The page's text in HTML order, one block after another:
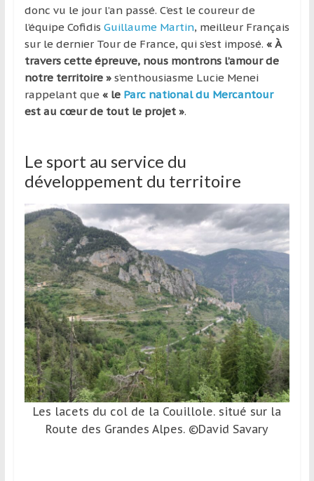
donc vu le jour l’an passé. C’est le coureur de
l’équipe Cofidis Guillaume Martin, meilleur Français
sur le dernier Tour de France, qui s’est imposé. « À
travers cette épreuve, nous montrons l’amour de
notre territoire »s’enthousiasme Lucie Menei
rappelant que « le Parc national du Mercantour
est au cœur de tout le projet ».
Le sport au service du
développement du territoire
Les lacets du col de la Couillole. situé sur la
Route des Grandes Alpes. ©David Savary